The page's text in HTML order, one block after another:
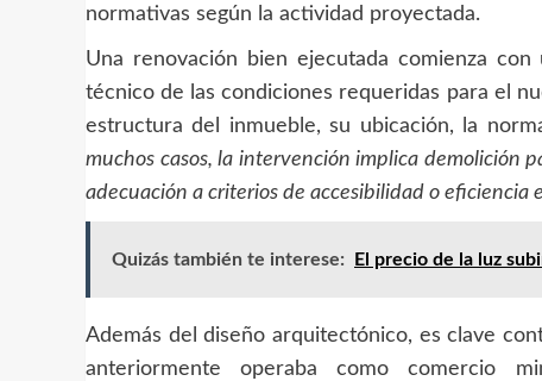
normativas según la actividad proyectada.
Una renovación bien ejecutada comienza
técnico de las condiciones requeridas para el
estructura del inmueble, su ubicación, la
muchos casos, la intervención implica demolición
adecuación a criterios de accesibilidad o eficiencia
Quizás también te interese: El precio de la luz
Además del diseño arquitectónico, es clave
anteriormente operaba como comercio